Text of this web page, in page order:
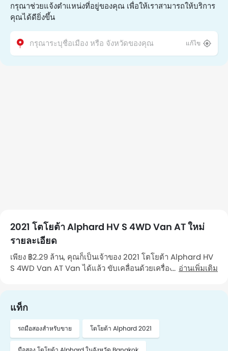
กรุณาช่วยแจ้งตำแหน่งที่อยู่ของคุณ เพื่อให้เราสามารถให้บริการ
คุณได้ดียิ่งขึ้น
แก้ไข
2021 โตโยต้า Alphard HV S 4WD Van AT ใหม่
รายละเอียด
เพียง ฿2.29 ล้าน, คุณก็เป็นเจ้าของ 2021 โตโยต้า Alphard HV
S 4WD Van AT Van ได้แล้ว ขับเคลื่อนด้วยเครื่องยนต์ รถคันนี้
ต้องการนัดหมาย โปรดติดต่อฉัน"
อ่านเพิ่มเติม
แท็ก
รถมือสองสำหรับขาย โตโยต้า Alphard 2021